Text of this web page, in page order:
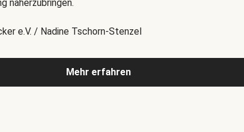
näherzubringen.
e.V. / Nadine Tschorn-Stenzel
Mehr erfahren